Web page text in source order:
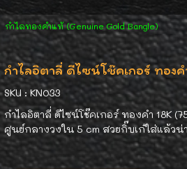
กำไลทองคำแท้ (Genuine Gold Bangle)
กำไลอิตาลี่ ดีไซน์โช๊คเกอร์ ทอง
SKU : KN033
กำไลอิตาลี่ ดีไซน์โช๊คเกอร์ ทองคำ 18K
ศูนย์กลางวงใน 5 cm สวยกิ๊บเก๋ใส่แล้วน่